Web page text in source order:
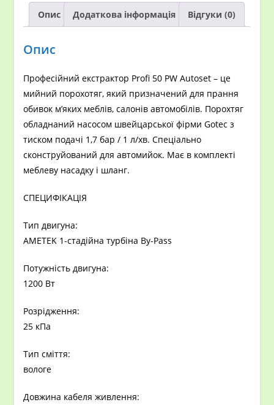
Опис Додаткова інформація Відгуки (0)
Опис
Професійний екстрактор Profi 50 PW Autoset – це
мийний порохотяг, який призначений для прання
обивок м’яких меблів, салонів автомобілів. Порохтяг
обладнаний насосом швейцарської фірми Gotec з
тиском подачі 1,7 бар / 1 л/хв. Спеціально
сконструйований для автомийок. Має в комплекті
меблеву насадку і шланг.
СПЕЦИФІКАЦІЯ
Тип двигуна:
AMETEK 1-стадійна турбіна By-Pass
Потужність двигуна:
1200 Вт
Розрідження:
25 кПа
Тип сміття:
вологе
Довжина кабеля живлення: